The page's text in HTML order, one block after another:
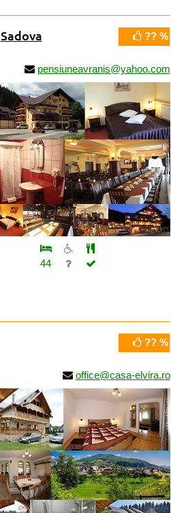
?? %
Sadova
pensiuneavranis@yahoo.com
44
?? %
office@casa-elvira.ro